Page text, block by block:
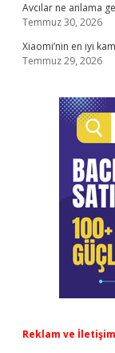
Avcılar ne anlama
Temmuz 30, 2026
Xiaomi’nin en iyi
Temmuz 29, 2026
Reklam ve